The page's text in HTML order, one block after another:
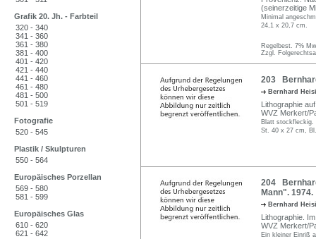
Grafik 20. Jh. - Farbteil
320 - 340
341 - 360
361 - 380
381 - 400
401 - 420
421 - 440
441 - 460
461 - 480
481 - 500
501 - 519
Fotografie
520 - 545
Plastik / Skulpturen
550 - 564
Europäisches Porzellan
569 - 580
581 - 599
Europäisches Glas
610 - 620
621 - 642
(seinerzeitige
Minimal
24,1 x 20,7 cm.
Regelbest. 7%
Zzgl.
203
Bernhard
Lithographie
WVZ Merkert/
Blatt stockfleckig.
St. 40 x 27 cm,
204
Mann". 1974.
Bernhard
Lithographie.
WVZ Merkert/
Ein kleiner Einriß